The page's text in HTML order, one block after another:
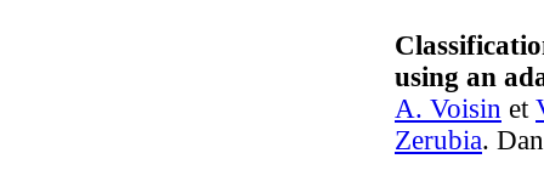
using an
A. Voisin et
Zerubia.